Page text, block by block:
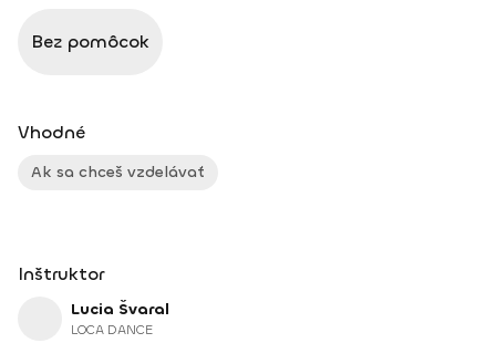
Bez pomôcok
Vhodné
Ak sa chceš vzdelávať
Inštruktor
Lucia Švaral
LOCA DANCE